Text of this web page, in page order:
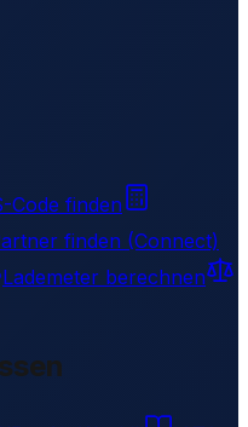
Code finden
finden (Connect)
Lademeter berechnen